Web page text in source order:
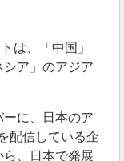
は、未だに取
場できたが最低
上経過してい
リウムに投資し
しれませんね。
は、「中国」
シア」のアジア
に、日本のア
配信している企
、
日本で発展